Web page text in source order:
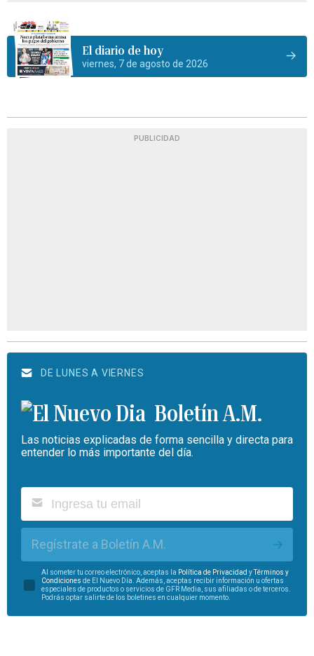
El diario de hoy
viernes, 7 de agosto de 2026
PUBLICIDAD
DE LUNES A VIERNES
Boletín A.M.
Las noticias explicadas de forma sencilla y directa para
entender lo más importante del día.
Regístrate a Boletín A.M.
Al someter tu correo electrónico, aceptas la Política de Privacidad yTérminos y
Condiciones de El Nuevo Día. Además, aceptas recibir información u ofertas
especiales de productos o servicios de GFR Media, sus afiliadas o de terceros.
Podrás optar salirte de los boletines en cualquier momento.